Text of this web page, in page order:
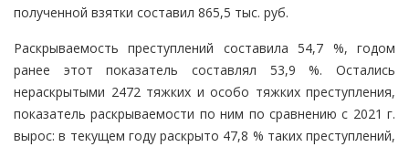
полученной взятки составил 865,5 тыс. руб.
Раскрываемость преступлений составила 54,7 %, годом
ранее этот показатель составлял 53,9 %. Остались
нераскрытыми 2472 тяжких и особо тяжких преступления,
показатель раскрываемости по ним по сравнению с 2021 г.
вырос: в текущем году раскрыто 47,8 % таких преступлений,